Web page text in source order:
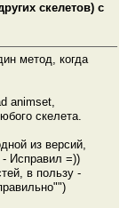
скелетов) с
метод, когда
animset,
скелета.
из версий,
Исправил =))
в пользу -